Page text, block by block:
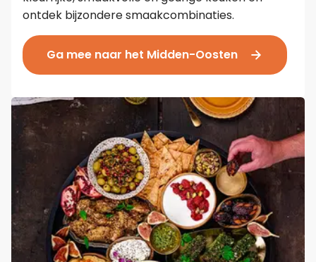
ontdek bijzondere smaakcombinaties.
Ga mee naar het Midden-Oosten